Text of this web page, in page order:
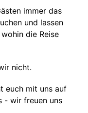
immer das
und lassen
die Reise
nicht.
euch mit uns auf
- wir freuen uns